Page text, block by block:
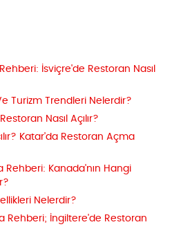
İsviçre'de Restoran Nasıl
Turizm Trendleri Nelerdir?
Nasıl Açılır?
Katar'da Restoran Açma
Kanada'nın Hangi
Nelerdir?
Rehberi; İngiltere'de Restoran